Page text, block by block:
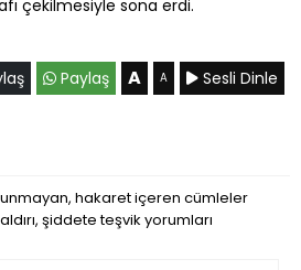
çekilmesiyle sona erdi.
Paylaş A A Sesli Dinle
hakaret içeren cümleler
şiddete teşvik yorumları